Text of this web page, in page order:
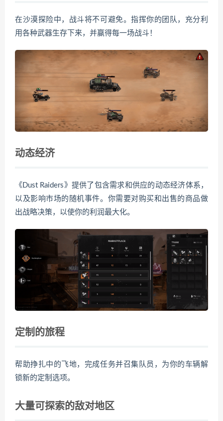
在沙漠探险中，战斗将不可避免。指挥你的团队，充分利
用各种武器生存下来，并赢得每一场战斗！
动态经济
《Dust Raiders》提供了包含需求和供应的动态经济体系，
以及影响市场的随机事件。你需要对购买和出售的商品做
出战略决策，以使你的利润最大化。
定制的旅程
帮助挣扎中的飞地，完成任务并召集队员，为你的车辆解
锁新的定制选项。
大量可探索的敌对地区